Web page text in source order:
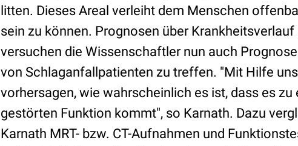
litten. Dieses Areal verleiht dem Menschen
sein zu können. Prognosen über
versuchen die Wissenschaftler nun auch
von Schlaganfallpatienten zu treffen. "Mit Hilfe
vorhersagen, wie wahrscheinlich es ist, dass es zu
gestörten Funktion kommt", so Karnath. Dazu
Karnath MRT- bzw. CT-Aufnahmen und